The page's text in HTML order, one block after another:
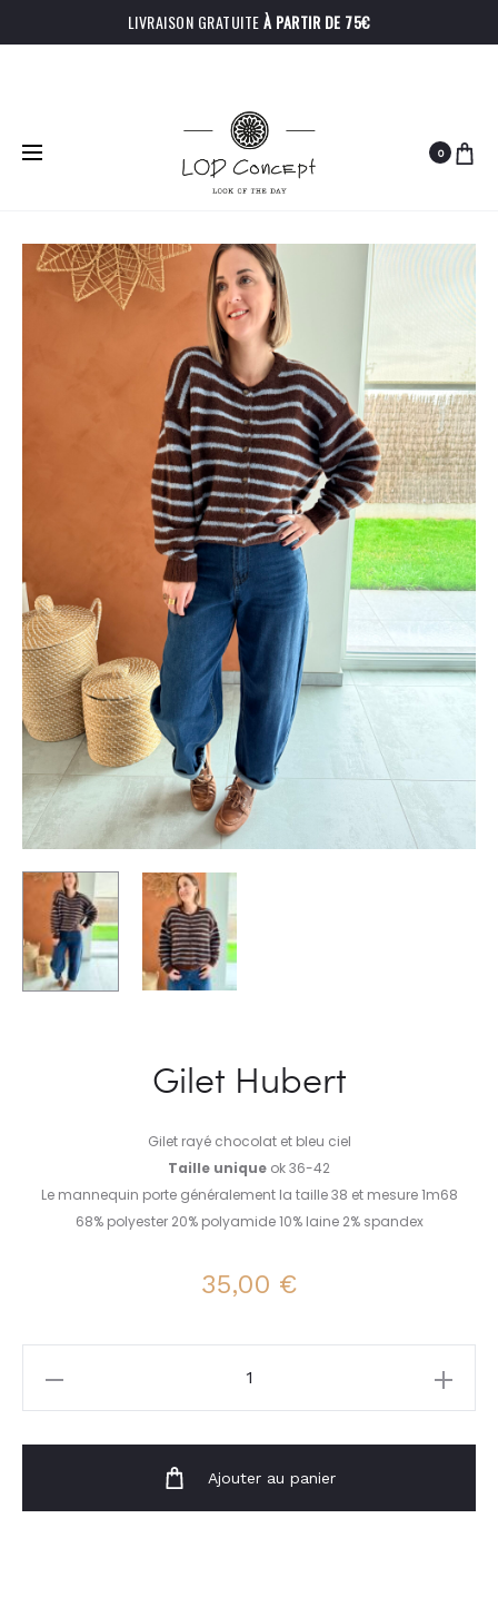
LIVRAISON GRATUITEÀ PARTIR DE 75€
0
Gilet Hubert
Gilet rayé chocolat et bleu ciel
Taille unique ok 36-42
Le mannequin porte généralement la taille 38 et mesure 1m68
68% polyester 20% polyamide 10% laine 2% spandex
35,00 €
Ajouter au panier